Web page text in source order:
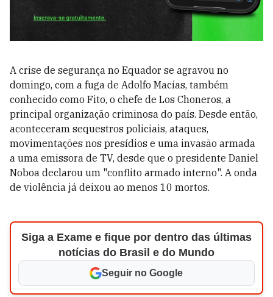
A crise de segurança no Equador se agravou no
domingo, com a fuga de Adolfo Macías, também
conhecido como Fito, o chefe de Los Choneros, a
principal organização criminosa do país. Desde então,
aconteceram sequestros policiais, ataques,
movimentações nos presídios e uma invasão armada
a uma emissora de TV, desde que o presidente Daniel
Noboa declarou um "conflito armado interno". A onda
de violência já deixou ao menos 10 mortos.
Siga a Exame e fique por dentro das últimas
notícias do Brasil e do Mundo
Seguir no Google